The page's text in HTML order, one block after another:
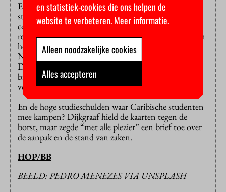
Er is een speciale regiegroep ‘studiesucces Caribische
studenten’, onder leiding van Ron Bormans, de
collegevoorzitter van de Hogeschool Rotterdam. Die
regiegroep adviseert de vier onderwijsministers binnen
het koninkrijk. Dat zijn dus de ministers van
Nederland, Aruba, Curaçao en Sint-Maarten.
Dijkgraaf zal het ‘Koninkrijksmobiliteitsprogramma’
bij die regiegroep onder de aandacht brengen,
verzekerde hij.
En de hoge studieschulden waar Caribische studenten
mee kampen? Dijkgraaf hield de kaarten tegen de
borst, maar zegde “met alle plezier” een brief toe over
de aanpak en de stand van zaken.
HOP/BB
BEELD: PEDRO MENEZES VIA UNSPLASH
en statistiek-cookies die ons helpen de
website te verbeteren.Meer informatie.
Alleen noodzakelijke cookies
Alles accepteren